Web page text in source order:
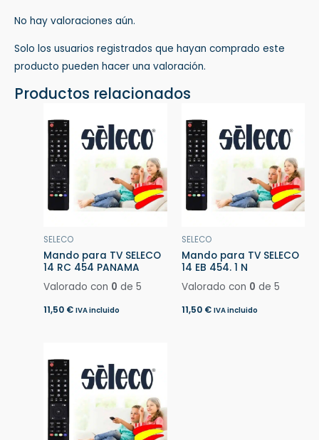
No hay valoraciones aún.
Solo los usuarios registrados que hayan comprado este
producto pueden hacer una valoración.
Productos relacionados
SELECO
Mando para TV SELECO
14 RC 454 PANAMA
Valorado con 0 de 5
11,50 € IVA incluido
SELECO
Mando para TV SELECO
14 EB 454. 1 N
Valorado con 0 de 5
11,50 € IVA incluido